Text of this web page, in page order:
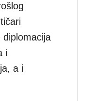
diplomacija
i
a i